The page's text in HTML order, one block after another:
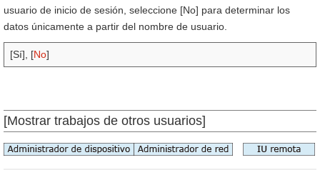
usuario de inicio de sesión, seleccione [No] para determinar los
datos únicamente a partir del nombre de usuario.
[Sí], [No]
[Mostrar trabajos de otros usuarios]